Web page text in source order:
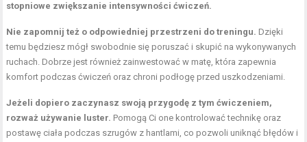
stopniowe zwiększanie intensywności ćwiczeń.
Nie zapomnij też o odpowiedniej przestrzeni do treningu. Dzięki
temu będziesz mógł swobodnie się poruszać i skupić na wykonywanych
ruchach. Dobrze jest również zainwestować w matę, która zapewnia
komfort podczas ćwiczeń oraz chroni podłogę przed uszkodzeniami.
Jeżeli dopiero zaczynasz swoją przygodę z tym ćwiczeniem,
rozważ używanie luster. Pomogą Ci one kontrolować technikę oraz
postawę ciała podczas szrugów z hantlami, co pozwoli uniknąć błędów i